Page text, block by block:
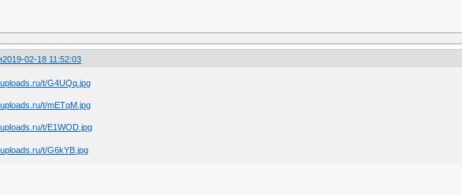
2019-02-18 11:52:03